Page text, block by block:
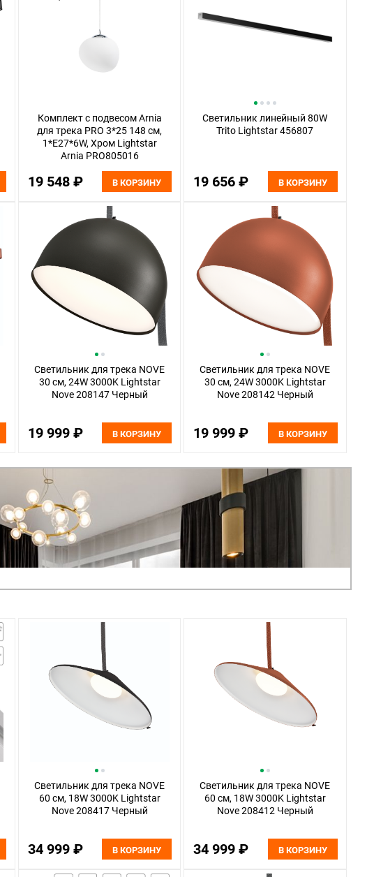
Комплект с подвесом Arnia
для трека PRO 3*25 148 см,
1*E27*6W, Хром Lightstar
Arnia PRO805016
19 548 ₽ В КОРЗИНУ
Светильник линейный 80W
Trito Lightstar 456807
19 656 ₽ В КОРЗИНУ
Светильник для трека NOVE
30 см, 24W 3000K Lightstar
Nove 208147 Черный
19 999 ₽ В КОРЗИНУ
Светильник для трека NOVE
30 см, 24W 3000K Lightstar
Nove 208142 Черный
19 999 ₽ В КОРЗИНУ
Светильник для трека NOVE
60 см, 18W 3000K Lightstar
Nove 208417 Черный
34 999 ₽ В КОРЗИНУ
Светильник для трека NOVE
60 см, 18W 3000K Lightstar
Nove 208412 Черный
34 999 ₽ В КОРЗИНУ